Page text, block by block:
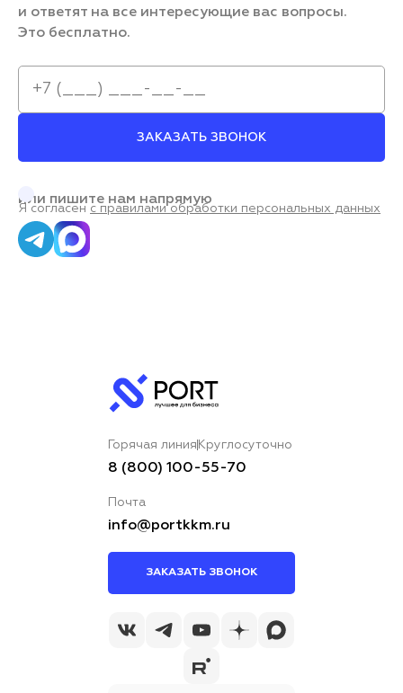
и ответят на все интересующие вас вопросы.
Это бесплатно.
ЗАКАЗАТЬ ЗВОНОК
Я согласен с правилами обработки персональных данных
или пишите нам напрямую
Горячая линия Круглосуточно
8 (800) 100-55-70
Почта
info@portkkm.ru
ЗАКАЗАТЬ ЗВОНОК